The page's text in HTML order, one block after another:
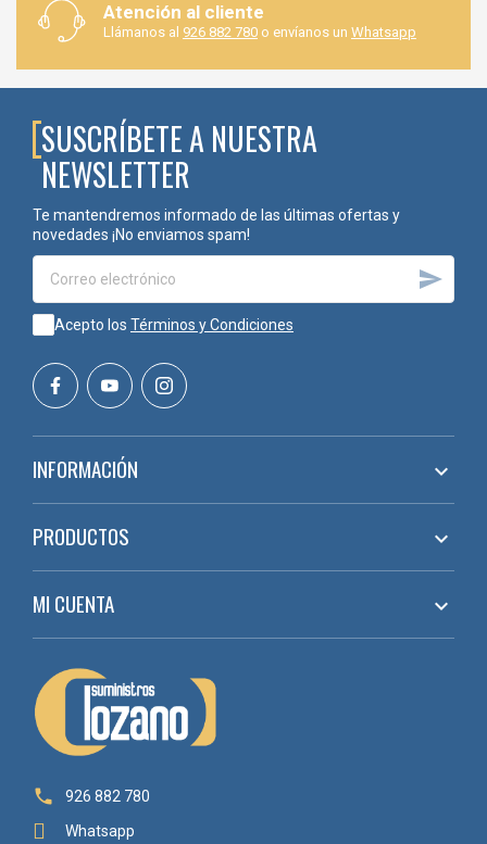
Atención al cliente
Llámanos al 926 882 780 o envíanos un Whatsapp
SUSCRÍBETE A NUESTRA
NEWSLETTER
Te mantendremos informado de las últimas ofertas y
novedades ¡No enviamos spam!

Acepto los Términos y Condiciones
INFORMACIÓN 
PRODUCTOS 
MI CUENTA 

926 882 780
Whatsapp